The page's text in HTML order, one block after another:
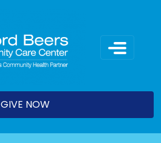
GIVE NOW